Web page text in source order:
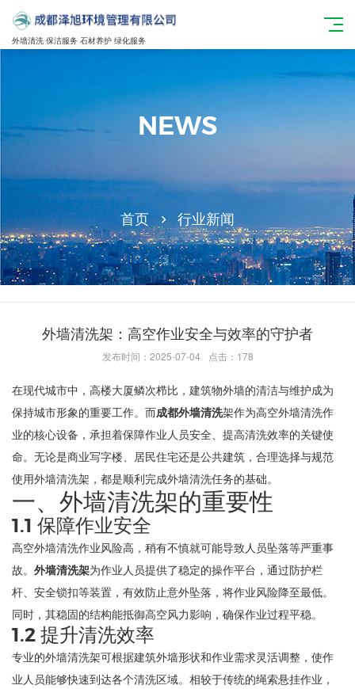
外墙清洗 保洁服务 石材养护 绿化服务
NEWS
首页 行业新闻
外墙清洗架：高空作业安全与效率的守护者
发布时间：2025-07-04 点击：178
在现代城市中，高楼大厦鳞次栉比，建筑物外墙的清洁与维护成为
保持城市形象的重要工作。而成都外墙清洗架作为高空外墙清洗作
业的核心设备，承担着保障作业人员安全、提高清洗效率的关键使
命。无论是商业写字楼、居民住宅还是公共建筑，合理选择与规范
使用外墙清洗架，都是顺利完成外墙清洗任务的基础。
一、外墙清洗架的重要性
1.1 保障作业安全
高空外墙清洗作业风险高，稍有不慎就可能导致人员坠落等严重事
故。 外墙清洗架为作业人员提供了稳定的操作平台，通过防护栏
杆、安全锁扣等装置，有效防止意外坠落，将作业风险降至最低。
同时，其稳固的结构能抵御高空风力影响，确保作业过程平稳。
1.2 提升清洗效率
专业的外墙清洗架可根据建筑外墙形状和作业需求灵活调整，使作
业人员能够快速到达各个清洗区域。相较于传统的绳索悬挂作业，